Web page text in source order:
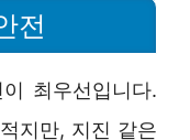
전
최우선입니다.
지만, 지진 같은